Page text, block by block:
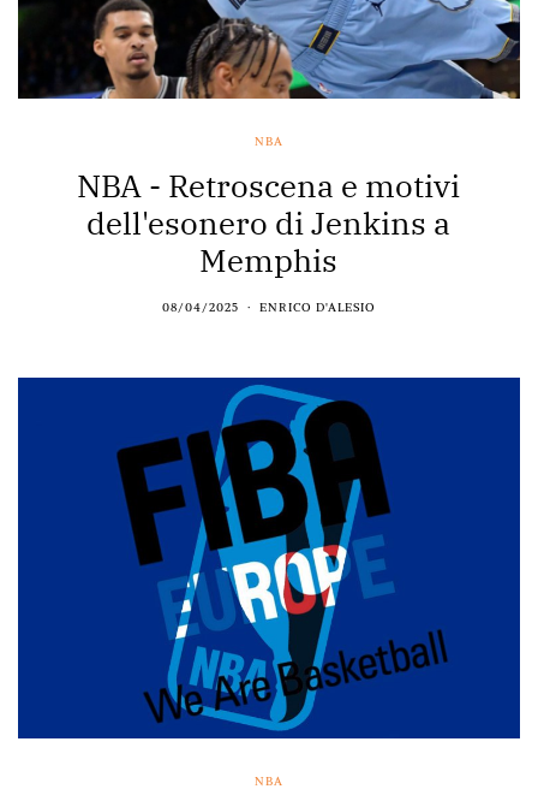
NBA
NBA - Retroscena e motivi
dell'esonero di Jenkins a
Memphis
08/04/2025 ENRICO D'ALESIO
NBA